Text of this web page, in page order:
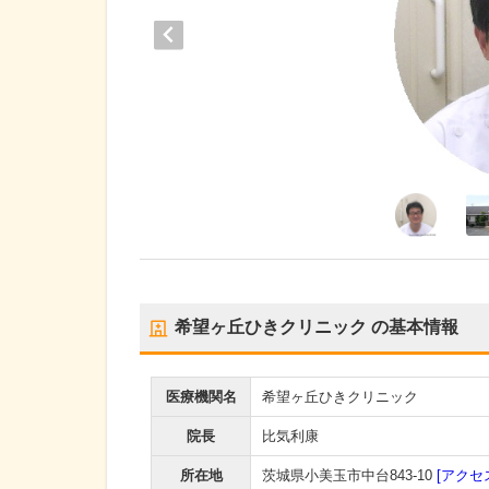
希望ヶ丘ひきクリニック の基本情報
医療機関名 希望ヶ丘ひきクリニック
院長 比気利康
所在地 茨城県小美玉市中台843-10 [アクセ